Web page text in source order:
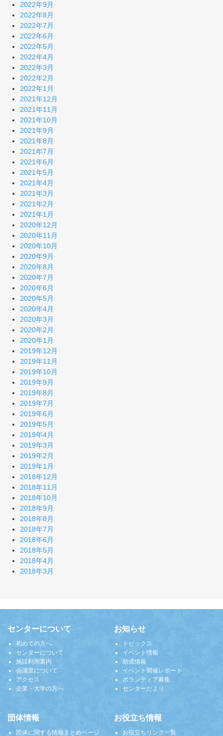
2022年9月
2022年8月
2022年7月
2022年6月
2022年5月
2022年4月
2022年3月
2022年2月
2022年1月
2021年12月
2021年11月
2021年10月
2021年9月
2021年8月
2021年7月
2021年6月
2021年5月
2021年4月
2021年3月
2021年2月
2021年1月
2020年12月
2020年11月
2020年10月
2020年9月
2020年8月
2020年7月
2020年6月
2020年5月
2020年4月
2020年3月
2020年2月
2020年1月
2019年12月
2019年11月
2019年10月
2019年9月
2019年8月
2019年7月
2019年6月
2019年5月
2019年4月
2019年3月
2019年2月
2019年1月
2018年12月
2018年11月
2018年10月
2018年9月
2018年8月
2018年7月
2018年6月
2018年5月
2018年4月
2018年3月
センターについて
初めての方へ
センターについて
施設利用案内
会議室について
アクセス
企業・大学の方へ
お知らせ
トピックス
イベント情報
助成情報
イベント開催レポート
ボランティア募集
センターだより
団体情報
団体に関する情報まとめページ
お役立ち情報
お役立ちリンク一覧